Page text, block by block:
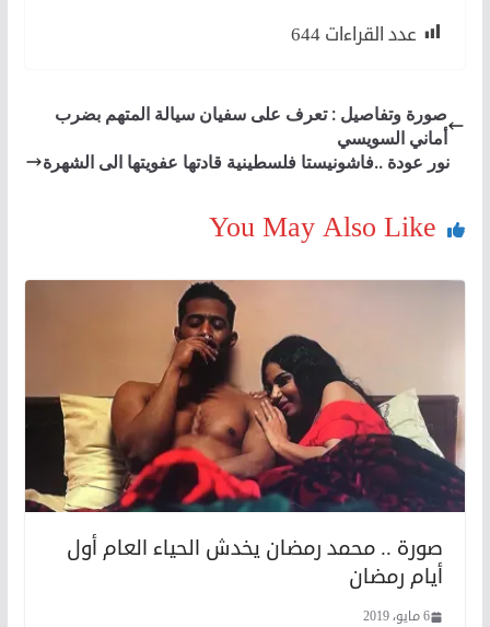
عدد القراءات 644
صورة وتفاصيل : تعرف على سفيان سيالة المتهم بضرب
أماني السويسي
نور عودة ..فاشونيستا فلسطينية قادتها عفويتها الى الشهرة
You May Also Like
صورة .. محمد رمضان يخدش الحياء العام أول
أيام رمضان
6 مايو، 2019